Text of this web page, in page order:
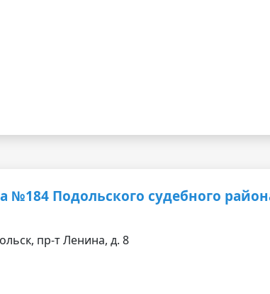
№184 Подольского судебного
пр-т Ленина, д. 8